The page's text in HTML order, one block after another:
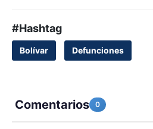
#Hashtag
Bolívar Defunciones
Comentarios 0